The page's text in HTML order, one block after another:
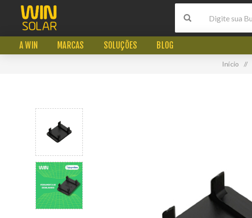
A WIN MARCAS SOLUÇÕES BLOG
Início /